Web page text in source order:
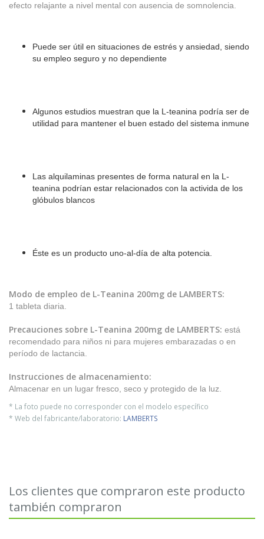
efecto relajante a nivel mental con ausencia de somnolencia.
Puede ser útil en situaciones de estrés y ansiedad, siendo
su empleo seguro y no dependiente
Algunos estudios muestran que la L-teanina podría ser de
utilidad para mantener el buen estado del sistema inmune
Las alquilaminas presentes de forma natural en la L-
teanina podrían estar relacionados con la activida de los
glóbulos blancos
Éste es un producto uno-al-día de alta potencia.
Modo de empleo de L-Teanina 200mg de LAMBERTS:
1 tableta diaria.
Precauciones sobre L-Teanina 200mg de LAMBERTS: está
recomendado para niños ni para mujeres embarazadas o en
período de lactancia.
Instrucciones de almacenamiento:
Almacenar en un lugar fresco, seco y protegido de la luz.
* La foto puede no corresponder con el modelo específico
* Web del fabricante/laboratorio: LAMBERTS
Los clientes que compraron este producto
también compraron